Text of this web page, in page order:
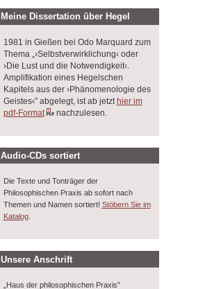
Meine Dissertation über Hegel
1981 in Gießen bei Odo Marquard zum
Thema „›Selbstverwirklichung‹ oder
›Die Lust und die Notwendigkeit‹.
Amplifikation eines Hegelschen
Kapitels aus der ›Phänomenologie des
Geistes‹” abgelegt, ist ab jetzt hier im
pdf-Format
nachzulesen.
Audio-CDs sortiert
Die Texte und Tonträger der
Philosophischen Praxis ab sofort nach
Themen und Namen sortiert! Stöbern Sie im
Katalog.
Unsere Anschrift
„Haus der philosophischen Praxis”